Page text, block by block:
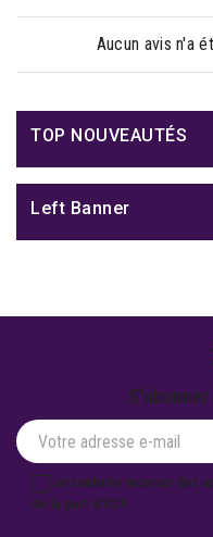
Aucun avis n'a
TOP NOUVEAUTÉS
Left Banner
Je souhaite recevoir des
de la part d'ECP.